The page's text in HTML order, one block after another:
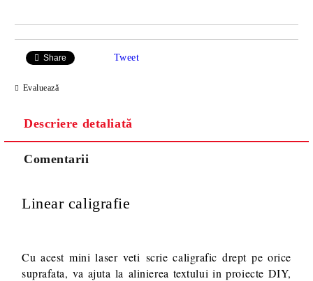
Share Tweet
Evaluează
Descriere detaliată
Comentarii
Linear caligrafie
Cu acest mini laser veti scrie caligrafic drept pe orice
suprafata, va ajuta la alinierea textului in proiecte DIY,